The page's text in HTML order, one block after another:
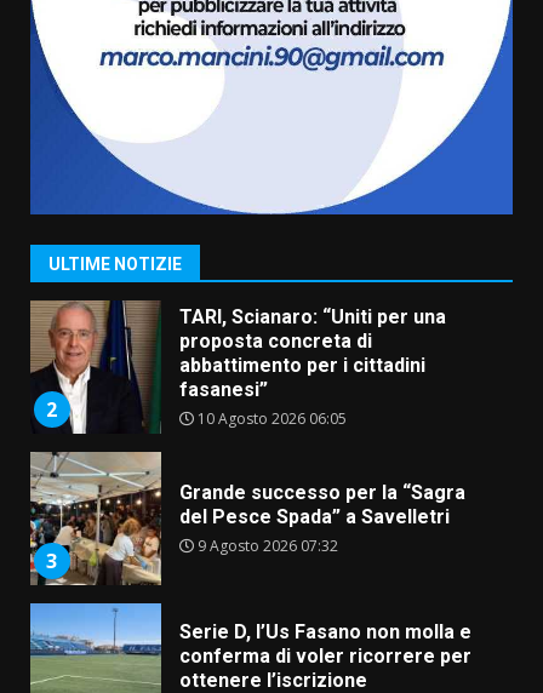
ULTIME NOTIZIE
Politiche Giovanili e Mobilità
Sostenibile: premiati gli studenti
universitari del bando “La strada
giusta”
8 Agosto 2026 07:15
1
Savelletri in festa, pienone sul
porto per Uccio De Santis: la
voce di Antonella Losavio
2
TARI, Scianaro: “Uniti per una
proposta concreta di
abbattimento per i cittadini
fasanesi”
10 Agosto 2026 06:05
3
Grande successo per la “Sagra
del Pesce Spada” a Savelletri
9 Agosto 2026 07:32
Serie D, l’Us Fasano non molla e
conferma di voler ricorrere per
ottenere l’iscrizione